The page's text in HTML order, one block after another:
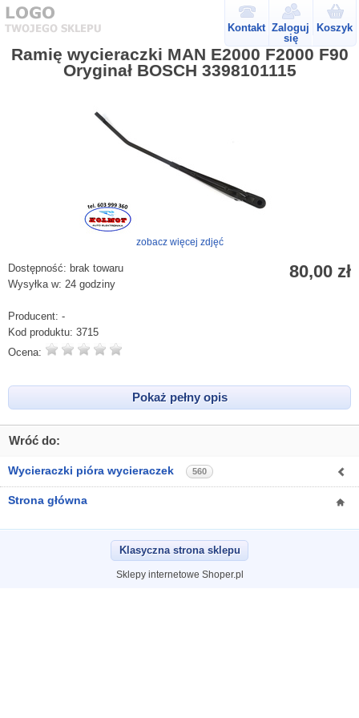
Kontakt Zaloguj
się
Koszyk
Ramię wycieraczki MAN E2000 F2000 F90
Oryginał BOSCH 3398101115
zobacz więcej zdjęć
80,00 zł
Dostępność: brak towaru
Wysyłka w: 24 godziny
Producent: -
Kod produktu: 3715
Ocena:
Pokaż pełny opis
Wróć do:
Wycieraczki pióra wycieraczek 560
Strona główna
Klasyczna strona sklepu
Sklepy internetowe Shoper.pl